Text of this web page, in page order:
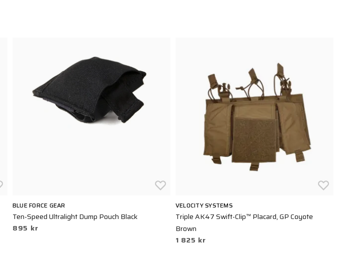
BLUE FORCE GEAR
Ten-Speed Ultralight Dump Pouch Black
895 kr
VELOCITY SYSTEMS
Triple AK47 Swift-Clip™ Placard, GP Coyote
Brown
1 825 kr